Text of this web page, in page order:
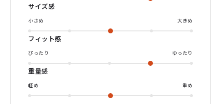
サイズ感
小さめ 大きめ
フィット感
ぴったり ゆったり
重量感
軽め 重め